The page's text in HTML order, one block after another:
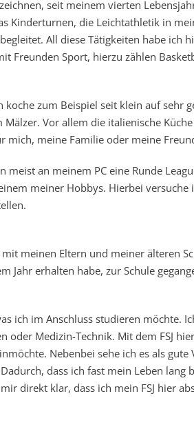
seit meinem vierten
Kinderturnen, die Leichtathletik in
All diese Tätigkeiten habe ich
Freunden Sport, hierzu zählen
zum Beispiel seit klein auf sehr
Vor allem die italienische
mich, meine Familie oder meine
an meinem PC eine Runde
meiner Hobbys. Hierbei versuche
meinen Eltern und meiner älteren
Jahr erhalten habe, zur Schule
ich im Anschluss studieren möchte.
oder Medizin-Technik. Mit dem FSJ
Nebenbei sehe ich es als
dass ich fast mein Leben lang
direkt klar, dass ich mein FSJ hier